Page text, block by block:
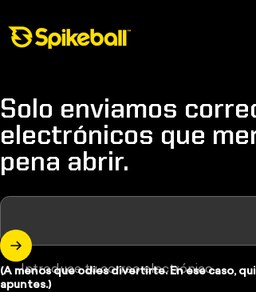
Solo enviamos
electrónicos que
pena abrir.
Introduce tu correo electrónico
(A menos que odies divertirte. En ese caso,
apuntes.)